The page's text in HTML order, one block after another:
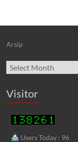
Arsip
Archives
Visitor
Users Today : 96